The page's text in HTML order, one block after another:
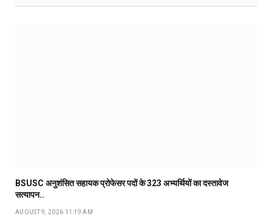
BSUSC अनुशंसित सहायक प्रोफेसर पदों के 323 अभ्यर्थियों का दस्तावेज
सत्यापन..
AUGUST 9, 2026 11:19 AM